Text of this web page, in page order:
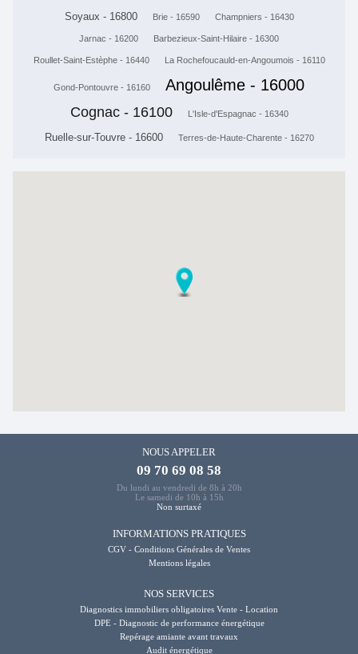
Soyaux - 16800
Brie - 16590 Champniers - 16430
Jarnac - 16200 Barbezieux-Saint-Hilaire - 16300
Roullet-Saint-Estèphe - 16440 La Rochefoucauld-en-Angoumois - 16110
Gond-Pontouvre - 16160 Angoulême - 16000
Cognac - 16100 L'Isle-d'Espagnac - 16340
Ruelle-sur-Touvre - 16600 Terres-de-Haute-Charente - 16270
NOUS APPELER
09 70 69 08 58
Du lundi au vendredi de 8h à 20h
Le samedi de 10h à 15h
Non surtaxé
INFORMATIONS PRATIQUES
CGV - Conditions Générales de Ventes
Mentions légales
NOS SERVICES
Diagnostics immobiliers obligatoires Vente - Location
DPE - Diagnostic de performance énergétique
Repérage amiante avant travaux
Audit énergétique